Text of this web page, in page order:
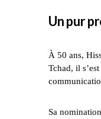
Un pur
À 50 ans,
Tchad, il
Sa